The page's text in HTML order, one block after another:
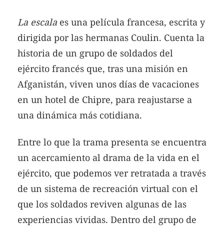
La escala es una película francesa, escrita y
dirigida por las hermanas Coulin. Cuenta la
historia de un grupo de soldados del
ejército francés que, tras una misión en
Afganistán, viven unos días de vacaciones
en un hotel de Chipre, para reajustarse a
una dinámica más cotidiana.
Entre lo que la trama presenta se encuentra
un acercamiento al drama de la vida en el
ejército, que podemos ver retratada a través
de un sistema de recreación virtual con el
que los soldados reviven algunas de las
experiencias vividas. Dentro del grupo de